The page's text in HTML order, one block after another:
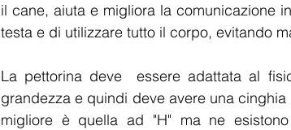
il cane, aiuta e migliora la comunicazione
testa e di utilizzare tutto il corpo, evitando
La pettorina deve  essere adattata al
grandezza e quindi deve avere una
migliore è quella ad "H" ma ne